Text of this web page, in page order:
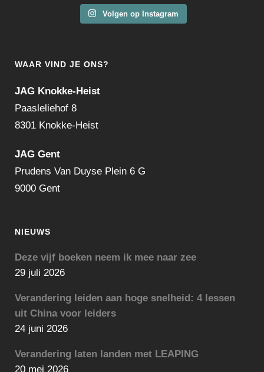
Volgen op Instagram
WAAR VIND JE ONS?
JAG Knokke-Heist
Paasleliehof 8
8301 Knokke-Heist
JAG Gent
Prudens Van Duyse Plein 6 G
9000 Gent
NIEUWS
Deze vijf boeken neem ik mee naar zee
29 juli 2026
Verandering leiden aan hoge snelheid: 4 lessen
uit China voor leiders
24 juni 2026
Verandering laten landen met LEAPING
20 mei 2026